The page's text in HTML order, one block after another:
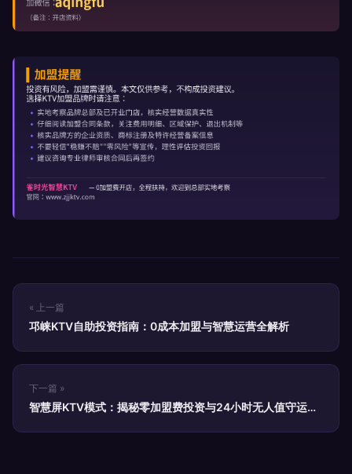
« 上一篇
邛崃KTV自助投资指南：0成本加盟与智慧运营全解析
下一篇 »
智慧屏KTV模式：揭秘零加盟费投资与24小时无人值守运营